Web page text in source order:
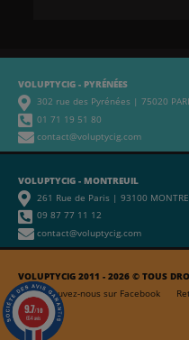
VOLUPTYCIG - PYRÉNÉES
302 rue des Pyrénées | 75020
01 71 19 51 80
contact@voluptycig.com
VOLUPTYCIG 2011 - 2026 © TOUS
Retrouvez-nous sur Facebook
VOLUPTYCIG - MONTREUIL
261 Rue de Paris | 93100
09 87 77 11 12
contact@voluptycig.com
9.7/10
654 avis